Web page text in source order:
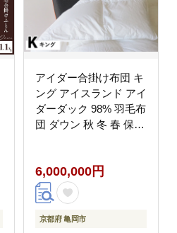
アイダー合掛け布団 キ
ング アイスランド アイ
ダーダック 98% 羽毛布
団 ダウン 秋 冬 春 保温
6,000,000円
京都府 亀岡市